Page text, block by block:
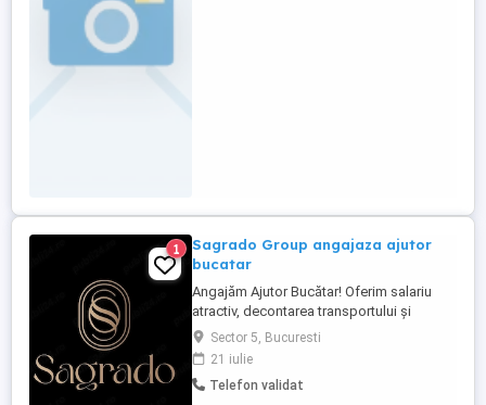
1
Sagrado Group angajaza ajutor
bucatar
Angajăm Ajutor Bucătar! Oferim salariu
atractiv, decontarea transportului și
condiții avantajoase de muncă. Dacă îți
dorești să faci parte dintr-o echipă
prietenoasă și dinamică, te așteptăm să
ne contactezi!
Sector 5, Bucuresti
21 iulie
Telefon validat